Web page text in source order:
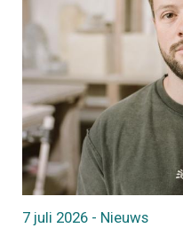
7 juli 2026 - Nieuws